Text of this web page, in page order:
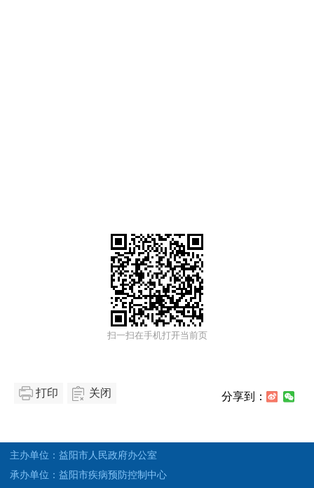
扫一扫在手机打开当前页
打印 关闭 分享到：
主办单位：益阳市人民政府办公室
承办单位：益阳市疾病预防控制中心